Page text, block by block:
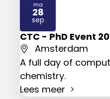
CTC - PhD Event
Amsterdam
A full day of
chemistry.
Lees meer
ma
28
sep
2026